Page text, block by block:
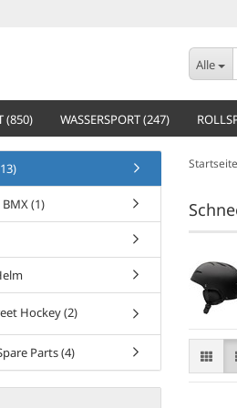
Alle
(850) WASSERSPORT (247)
Startseite
(1)
Hockey (2)
Parts (4)